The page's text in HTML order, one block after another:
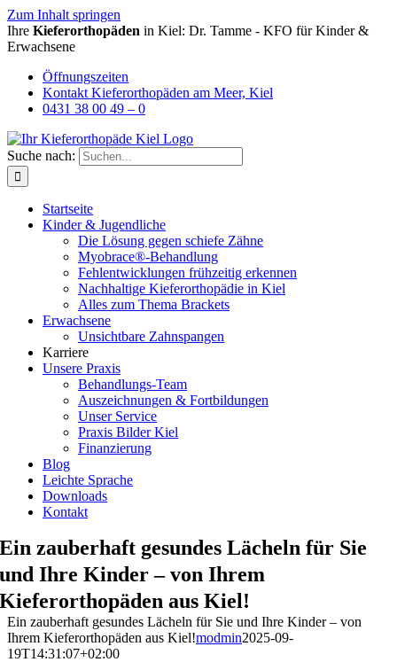
Zum Inhalt springen
Ihre Kieferorthopäden in Kiel: Dr. Tamme - KFO für Kinder &
Erwachsene
Öffnungszeiten
Kontakt Kieferorthopäden am Meer, Kiel
0431 38 00 49 – 0
Suche nach:
Startseite
Kinder & Jugendliche
Die Lösung gegen schiefe Zähne
Myobrace®-Behandlung
Fehlentwicklungen frühzeitig erkennen
Nachhaltige Kieferorthopädie in Kiel
Alles zum Thema Brackets
Erwachsene
Unsichtbare Zahnspangen
Karriere
Unsere Praxis
Behandlungs-Team
Auszeichnungen & Fortbildungen
Unser Service
Praxis Bilder Kiel
Finanzierung
Blog
Leichte Sprache
Downloads
Kontakt
Ein zauberhaft gesundes Lächeln für Sie
und Ihre Kinder – von Ihrem
Kieferorthopäden aus Kiel!
Ein zauberhaft gesundes Lächeln für Sie und Ihre Kinder – von
Ihrem Kieferorthopäden aus Kiel!modmin2025-09-
19T14:31:07+02:00